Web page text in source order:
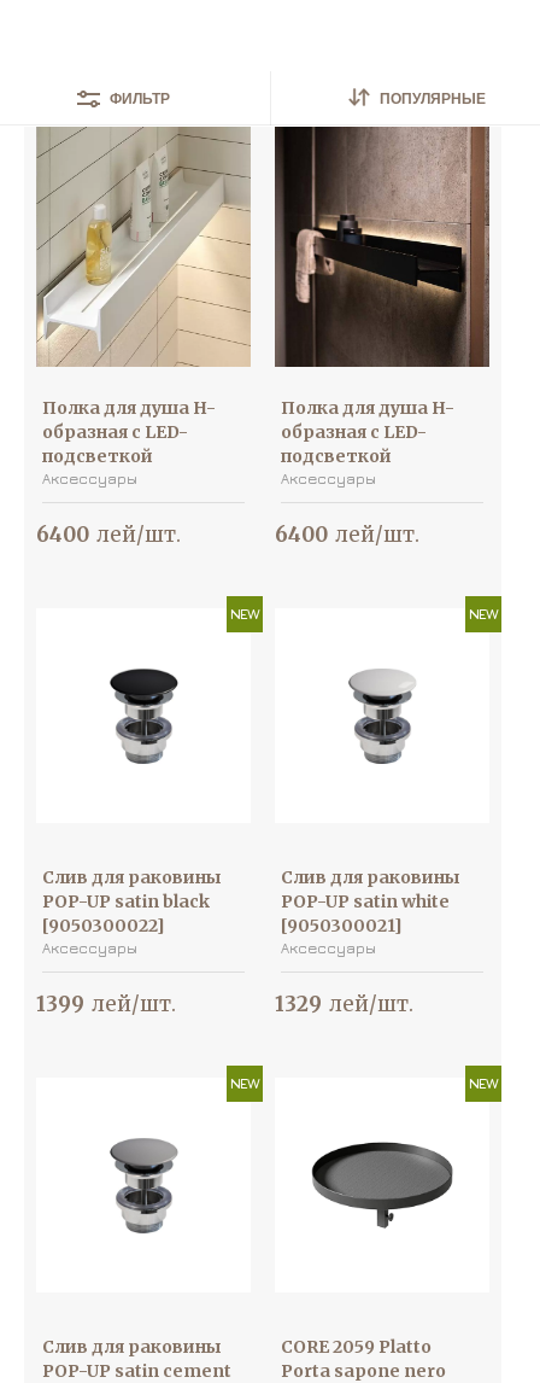
ФИЛЬТР ПОПУЛЯРНЫЕ
Найдено товаров
Полка для душа H-
образная c LED-
подсветкой
Аксессуары
6400 лей/шт.
Полка для душа H-
образная c LED-
подсветкой
Аксессуары
6400 лей/шт.
NEW
Слив для раковины
POP-UP satin black
[9050300022]
Аксессуары
1399 лей/шт.
NEW
Слив для раковины
POP-UP satin white
[9050300021]
Аксессуары
1329 лей/шт.
NEW
Слив для раковины
POP-UP satin cement
NEW
CORE 2059 Platto
Porta sapone nero